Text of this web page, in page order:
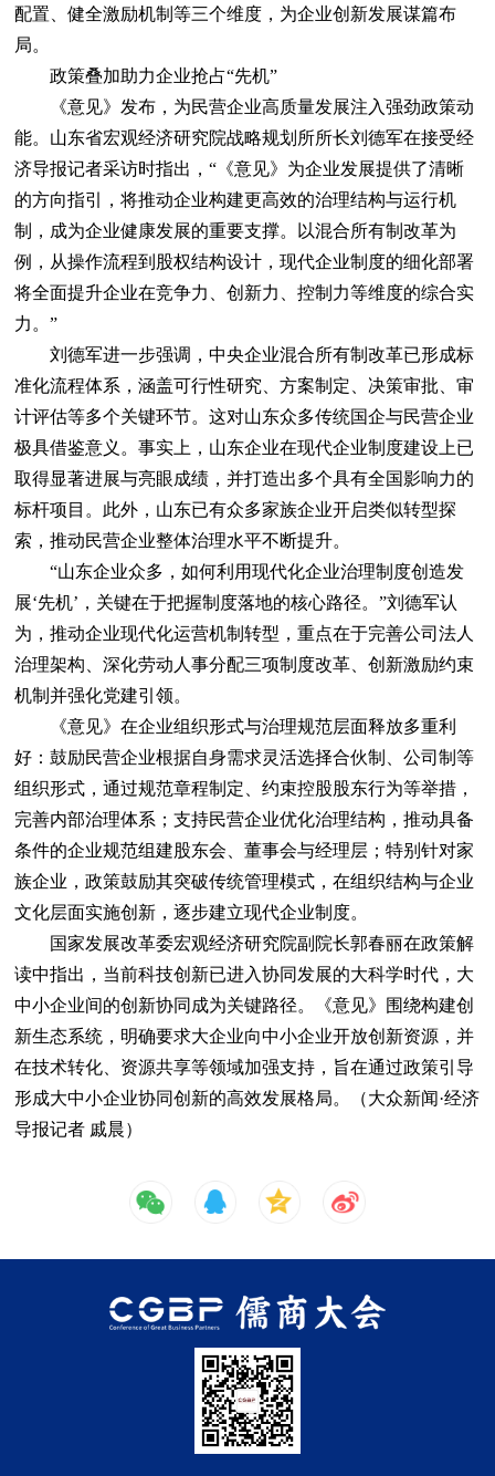
配置、健全激励机制等三个维度，为企业创新发展谋篇布
局。
政策叠加助力企业抢占“先机”
《意见》发布，为民营企业高质量发展注入强劲政策动
能。山东省宏观经济研究院战略规划所所长刘德军在接受经
济导报记者采访时指出，“《意见》为企业发展提供了清晰
的方向指引，将推动企业构建更高效的治理结构与运行机
制，成为企业健康发展的重要支撑。以混合所有制改革为
例，从操作流程到股权结构设计，现代企业制度的细化部署
将全面提升企业在竞争力、创新力、控制力等维度的综合实
力。”
刘德军进一步强调，中央企业混合所有制改革已形成标
准化流程体系，涵盖可行性研究、方案制定、决策审批、审
计评估等多个关键环节。这对山东众多传统国企与民营企业
极具借鉴意义。事实上，山东企业在现代企业制度建设上已
取得显著进展与亮眼成绩，并打造出多个具有全国影响力的
标杆项目。此外，山东已有众多家族企业开启类似转型探
索，推动民营企业整体治理水平不断提升。
“山东企业众多，如何利用现代化企业治理制度创造发
展‘先机’，关键在于把握制度落地的核心路径。”刘德军认
为，推动企业现代化运营机制转型，重点在于完善公司法人
治理架构、深化劳动人事分配三项制度改革、创新激励约束
机制并强化党建引领。
《意见》在企业组织形式与治理规范层面释放多重利
好：鼓励民营企业根据自身需求灵活选择合伙制、公司制等
组织形式，通过规范章程制定、约束控股股东行为等举措，
完善内部治理体系；支持民营企业优化治理结构，推动具备
条件的企业规范组建股东会、董事会与经理层；特别针对家
族企业，政策鼓励其突破传统管理模式，在组织结构与企业
文化层面实施创新，逐步建立现代企业制度。
国家发展改革委宏观经济研究院副院长郭春丽在政策解
读中指出，当前科技创新已进入协同发展的大科学时代，大
中小企业间的创新协同成为关键路径。《意见》围绕构建创
新生态系统，明确要求大企业向中小企业开放创新资源，并
在技术转化、资源共享等领域加强支持，旨在通过政策引导
形成大中小企业协同创新的高效发展格局。（大众新闻·经济
导报记者 戚晨）